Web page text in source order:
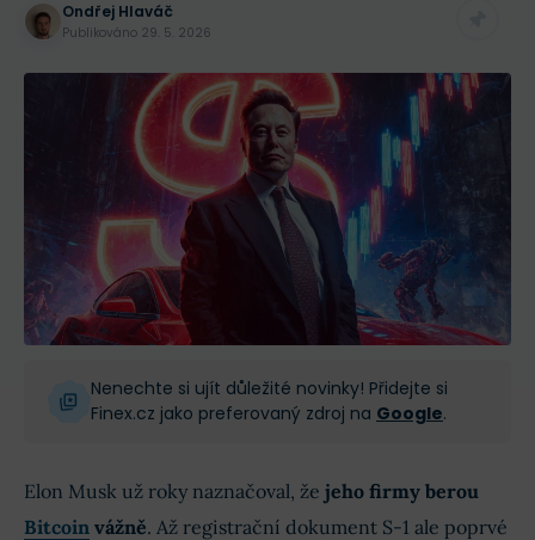
Ondřej Hlaváč
Publikováno 29. 5. 2026
Nenechte si ujít důležité novinky! Přidejte si
Finex.cz jako preferovaný zdroj na Google.
Elon Musk už roky naznačoval, že jeho firmy berou
Bitcoin vážně. Až registrační dokument S-1 ale poprvé